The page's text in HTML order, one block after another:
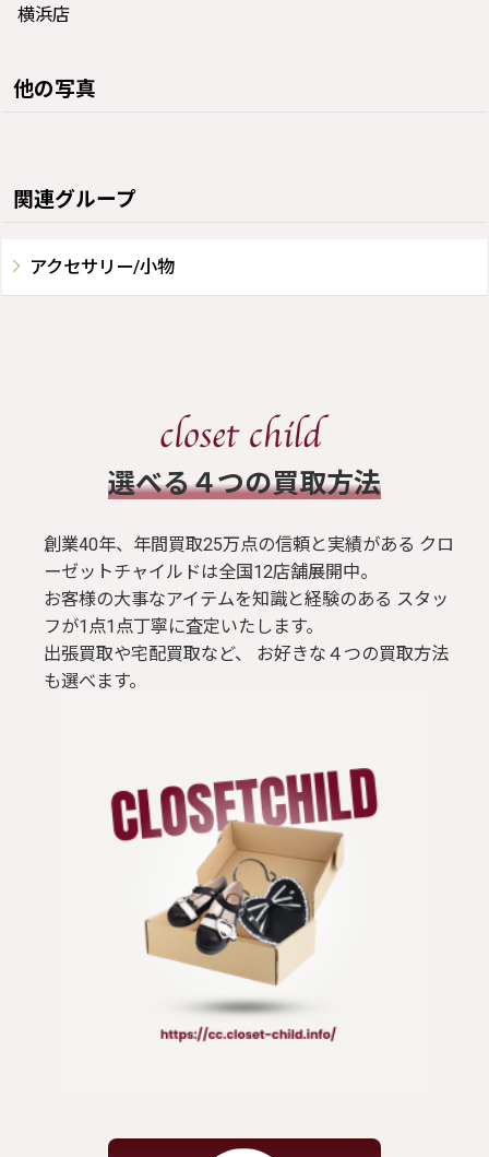
横浜店
他の写真
関連グループ
アクセサリー/小物
​選べる４つの買取方法
創業40年、年間買取25万点の信頼と実績がある クロ
ーゼットチャイルドは全国12店舗展開中。
お客様の大事なアイテムを知識と経験のある スタッ
フが1点1点丁寧に査定いたします。
出張買取や宅配買取など、 お好きな４つの買取方法
も選べます。